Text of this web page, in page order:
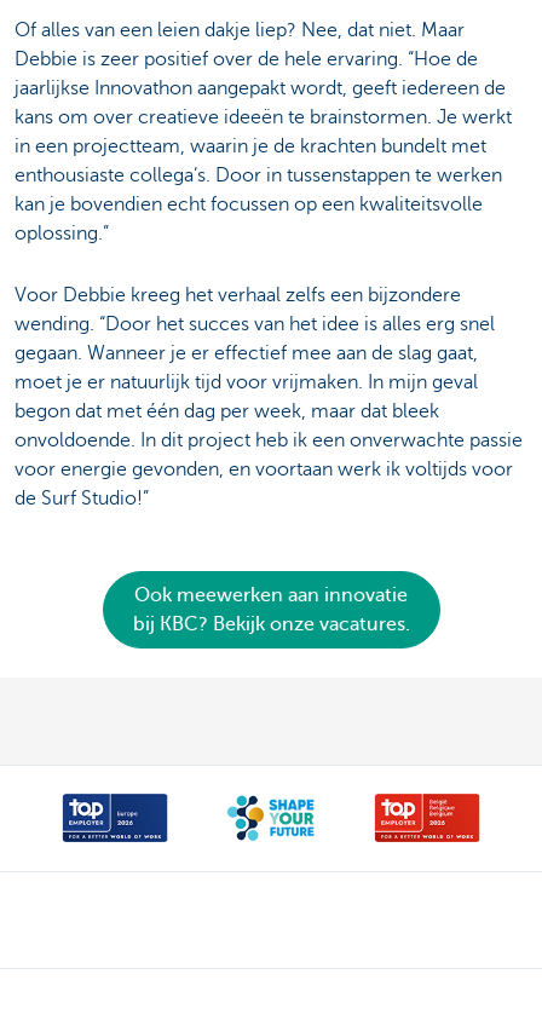
Of alles van een leien dakje liep? Nee, dat niet. Maar
Debbie is zeer positief over de hele ervaring. “Hoe de
jaarlijkse Innovathon aangepakt wordt, geeft iedereen de
kans om over creatieve ideeën te brainstormen. Je werkt
in een projectteam, waarin je de krachten bundelt met
enthousiaste collega’s. Door in tussenstappen te werken
kan je bovendien echt focussen op een kwaliteitsvolle
oplossing.”
Voor Debbie kreeg het verhaal zelfs een bijzondere
wending. “Door het succes van het idee is alles erg snel
gegaan. Wanneer je er effectief mee aan de slag gaat,
moet je er natuurlijk tijd voor vrijmaken. In mijn geval
begon dat met één dag per week, maar dat bleek
onvoldoende. In dit project heb ik een onverwachte passie
voor energie gevonden, en voortaan werk ik voltijds voor
de Surf Studio!”
Ook meewerken aan innovatie
bij KBC? Bekijk onze vacatures.